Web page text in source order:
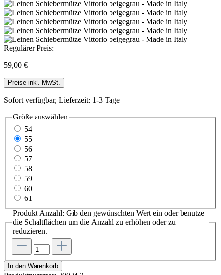
Regulärer Preis:
59,00 €
Preise inkl. MwSt.
Sofort verfügbar, Lieferzeit: 1-3 Tage
Größe auswählen
54
55
56
57
58
59
60
61
Produkt Anzahl: Gib den gewünschten Wert ein oder benutze
die Schaltflächen um die Anzahl zu erhöhen oder zu
reduzieren.
In den Warenkorb